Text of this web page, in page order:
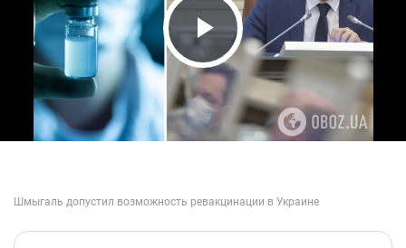
Play Video